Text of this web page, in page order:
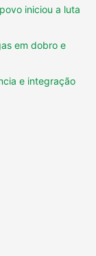
iniciou a luta
em dobro e
e integração